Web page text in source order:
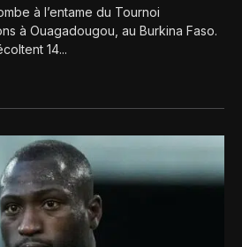
à l’entame du Tournoi
à Ouagadougou, au Burkina Faso.
14...